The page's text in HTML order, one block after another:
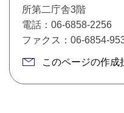
所第二庁舎3階
電話：06-6858-2256
ファクス：06-6854-
このページの作成